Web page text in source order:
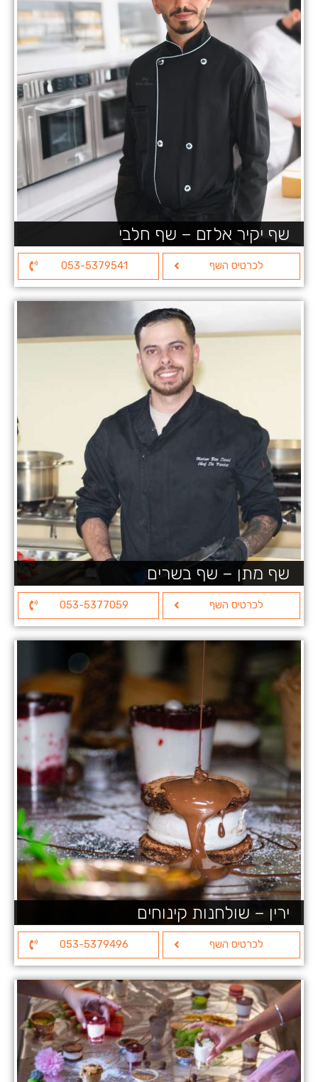
שף יקיר אלזם – שף חלבי
לכרטיס השף 053-5379541
שף מתן – שף בשרים
לכרטיס השף 053-5377059
ירין – שולחנות קינוחים
לכרטיס השף 053-5379496